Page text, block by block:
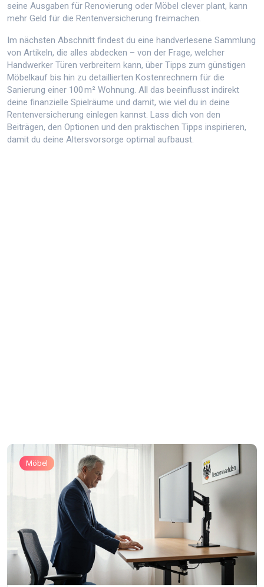
seine Ausgaben für Renovierung oder Möbel clever plant, kann
mehr Geld für die Rentenversicherung freimachen.
Im nächsten Abschnitt findest du eine handverlesene Sammlung
von Artikeln, die alles abdecken – von der Frage, welcher
Handwerker Türen verbreitern kann, über Tipps zum günstigen
Möbelkauf bis hin zu detaillierten Kostenrechnern für die
Sanierung einer 100 m² Wohnung. All das beeinflusst indirekt
deine finanzielle Spielräume und damit, wie viel du in deine
Rentenversicherung einlegen kannst. Lass dich von den
Beiträgen, den Optionen und den praktischen Tipps inspirieren,
damit du deine Altersvorsorge optimal aufbaust.
Möbel